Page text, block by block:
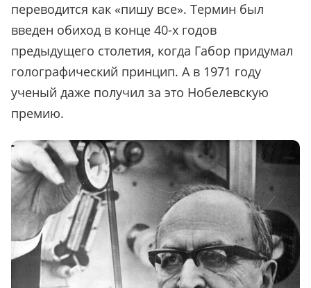
переводится как «пишу все». Термин был
введен обиход в конце 40-х годов
предыдущего столетия, когда Габор придумал
голографический принцип. А в 1971 году
ученый даже получил за это Нобелевскую
премию.